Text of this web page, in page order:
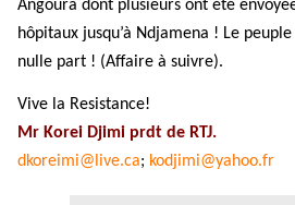
Angoura dont plusieurs ont été envoyé
hôpitaux jusqu’à Ndjamena ! Le
nulle part ! (Affaire à suivre).
Vive la Resistance!
Mr Korei Djimi prdt de RTJ.
dkoreimi@live.ca; kodjimi@yahoo.fr